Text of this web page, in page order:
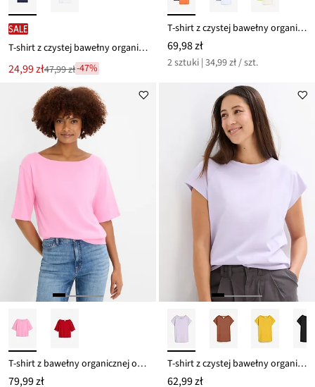
SALE
T-shirt z czystej bawełny organicznej
Nowa
cena
24,99 zł
Przeceniono
47,99 zł
47,99 zł-47%
T-shirt z czystej bawełny organicznej (2 szt.)
69,98 zł
2 sztuki | 34,99 zł / szt.
T-shirt z bawełny organicznej o strukturze waflowej
79,99 zł
T-shirt z czystej bawełny organicznej
62,99 zł